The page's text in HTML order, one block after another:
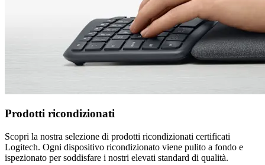
Prodotti ricondizionati
Scopri la nostra selezione di prodotti ricondizionati certificati
Logitech. Ogni dispositivo ricondizionato viene pulito a fondo e
ispezionato per soddisfare i nostri elevati standard di qualità.